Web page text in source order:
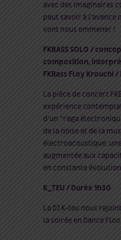
avec des imaginaires
peut savoir à l’avance
vont nous emmener !
FKBASS SOLO /
composition,
FKBass Floy Krouchi /
La pièce de concert
expérience
d’un “raga
de la noise et de la
électroacoustique: une
augmentée aux
en constante
K_TEU / Durée 1h30
La DJ K-teu nous
la soirée en Dance